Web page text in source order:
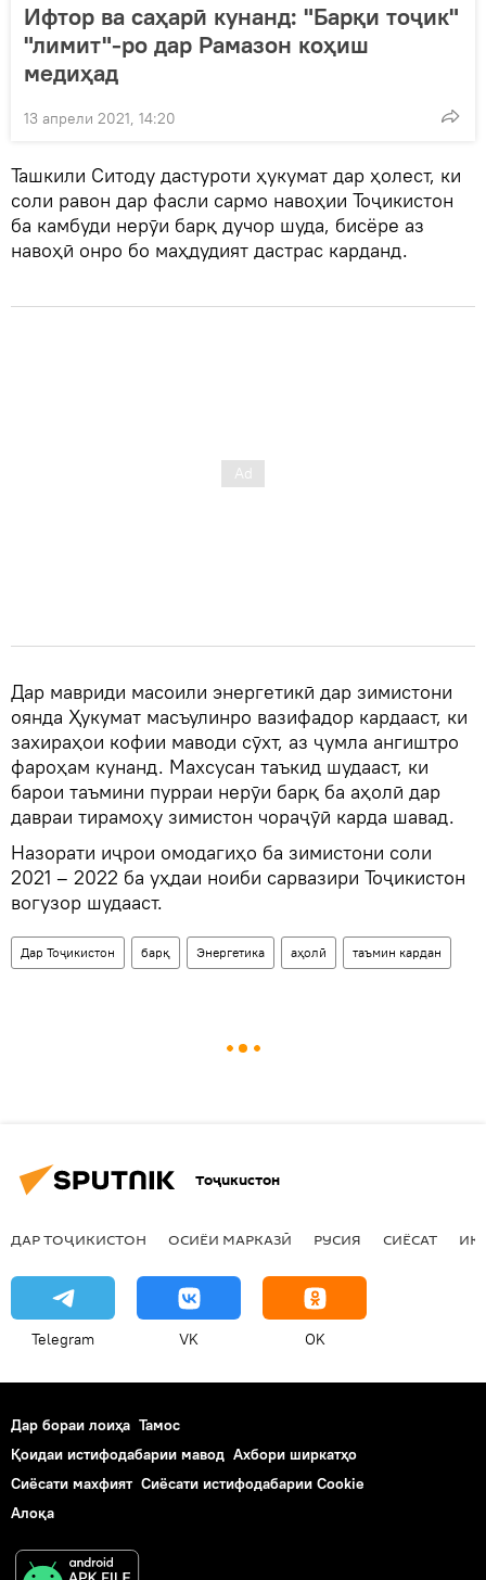
Ифтор ва саҳарӣ кунанд: "Барқи тоҷик"
"лимит"-ро дар Рамазон коҳиш
медиҳад
13 апрели 2021, 14:20
Ташкили Ситоду дастуроти ҳукумат дар ҳолест, ки
соли равон дар фасли сармо навоҳии Тоҷикистон
ба камбуди нерӯи барқ дучор шуда, бисёре аз
навоҳӣ онро бо маҳдудият дастрас карданд.
Дар мавриди масоили энергетикӣ дар зимистони
оянда Ҳукумат масъулинро вазифадор кардааст, ки
захираҳои кофии маводи сӯхт, аз ҷумла ангиштро
фароҳам кунанд. Махсусан таъкид шудааст, ки
барои таъмини пурраи нерӯи барқ ба аҳолӣ дар
давраи тирамоҳу зимистон чораҷӯӣ карда шавад.
Назорати иҷрои омодагиҳо ба зимистони соли
2021 – 2022 ба уҳдаи ноиби сарвазири Тоҷикистон
вогузор шудааст.
Дар Тоҷикистон барқ Энергетика аҳолӣ таъмин кардан
Тоҷикистон
ДАР ТОҶИКИСТОН ОСИЁИ МАРКАЗӢ РУСИЯ СИЁСАТ
Telegram VK OK
Дар бораи лоиҳа Тамос
Қоидаи истифодабарии мавод Ахбори ширкатҳо
Сиёсати махфият Сиёсати истифодабарии Cookie
Алоқа